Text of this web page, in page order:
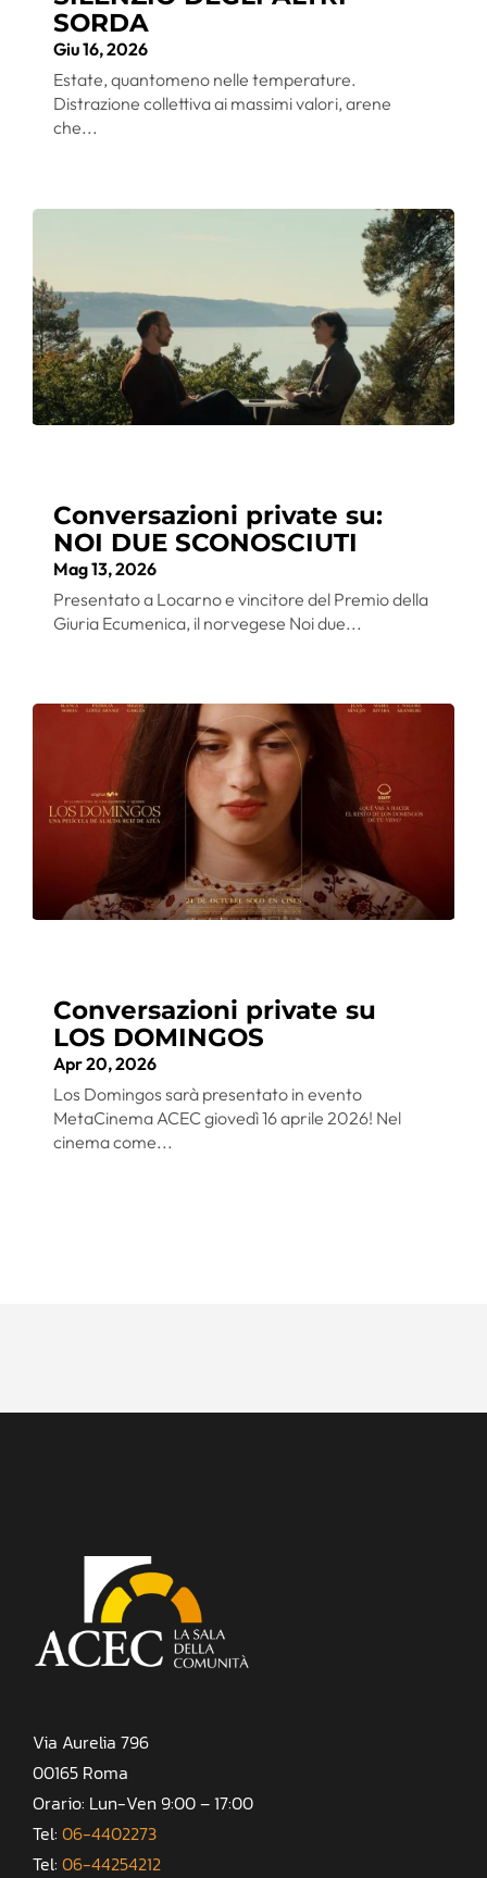
SORDA
Giu 16, 2026
Estate, quantomeno nelle temperature.
Distrazione collettiva ai massimi valori, arene
che...
Conversazioni private su:
NOI DUE SCONOSCIUTI
Mag 13, 2026
Presentato a Locarno e vincitore del Premio della
Giuria Ecumenica, il norvegese Noi due...
Conversazioni private su
LOS DOMINGOS
Apr 20, 2026
Los Domingos sarà presentato in evento
MetaCinema ACEC giovedì 16 aprile 2026! Nel
cinema come...
Via Aurelia 796
00165 Roma
Orario: Lun-Ven 9:00 – 17:00
Tel: 06-4402273
Tel: 06-44254212